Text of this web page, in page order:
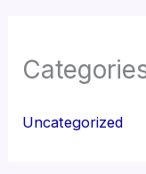
Uncategorized